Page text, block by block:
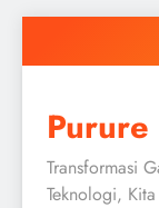
Purure
Transformasi
Teknologi,